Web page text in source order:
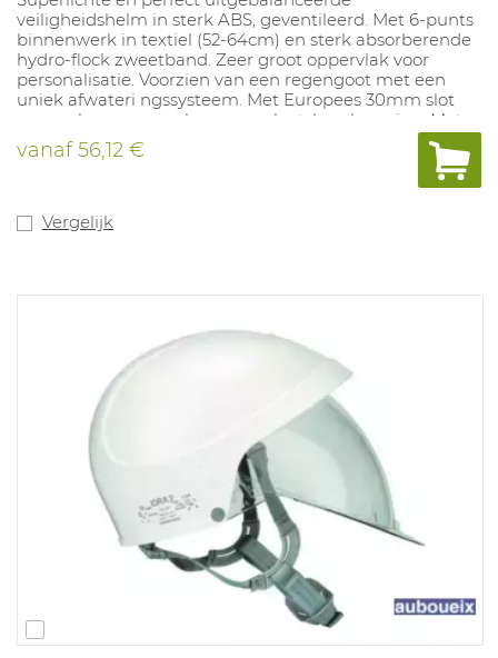
veiligheidshelm in sterk ABS, geventileerd. Met 6-punts
binnenwerk in textiel (52-64cm) en sterk absorberende
hydro-flock zweetband. Zeer groot oppervlak voor
personalisatie. Voorzien van een regengoot met een
uniek afwateri ngssysteem. Met Europees 30mm slot
voor opbouw van gehoor en gelaatsbescherming. Met
intrekbare bril, impact B (!), geschikt voor het dragen
met correctiebril. Deze bril heeft een zachte aanpasbare
de zwarte kunsstof. Toebehoren: badgehouder,
vanaf56,12 €
Vergelijk